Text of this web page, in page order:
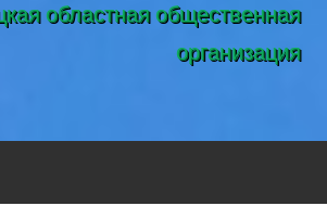
областная общественная
организация